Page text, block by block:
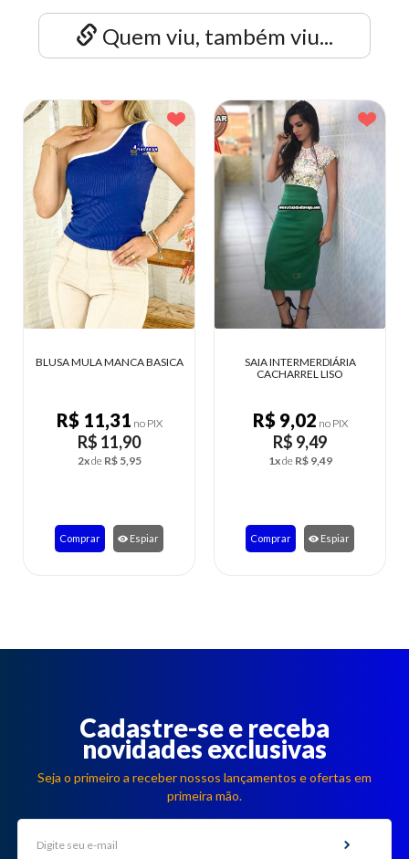
Quem viu, também viu...
SAIA INTERMERDIÁRIA
R$ 9,02 no PIX
R$ 9,49
1xdeR$ 9,49
Comprar Espiar
VESTIDO CASUAL GOLA ALTA
MANGA CURTA
R$ 23,42no PIX
R$ 24,65
4xdeR$ 6,16
Comprar Espiar
Cadastre-se e receba
novidades exclusivas
Seja o primeiro a receber nossos lançamentos e ofertas em
primeira mão.